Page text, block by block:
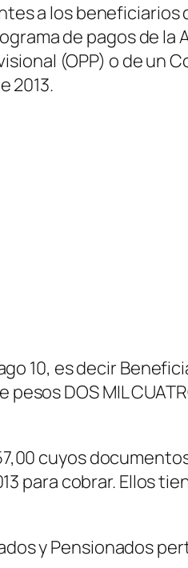
a los
de pagos de la
(OPP) o de un
2013.
10, es decir
DOS MIL
cuyos
para cobrar. Ellos
y Pensionados